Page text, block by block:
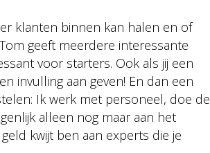
klanten binnen kan halen en of
geeft meerdere interessante
voor starters. Ook als jij een
invulling aan geven! En dan een
Ik werk met personeel, doe de
alleen nog maar aan het
kwijt ben aan experts die je